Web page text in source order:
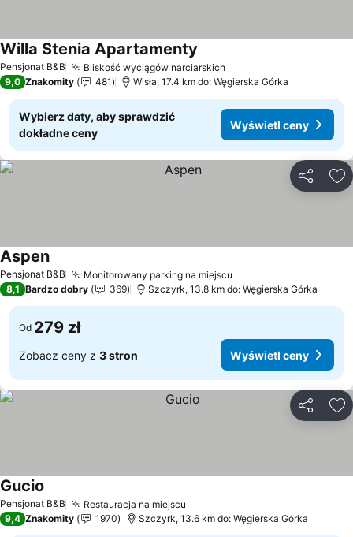
Pensjonat B&B Bliskość wyciągów narciarskichWyświetl ceny
Willa Stenia Apartamenty
9,0 Znakomity 481 Wisła, 17.4 km do: Węgierska Górka
Wybierz daty, aby sprawdzić
dokładne ceny
Wyświetl ceny
Pensjonat B&B Monitorowany parking na miejscu
AspenWyświetl ceny
8,1 Bardzo dobry 369 Szczyrk, 13.8 km do: Węgierska Górka
Od 279 zł
Zobacz ceny z 3 stron Wyświetl ceny
Pensjonat B&B Restauracja na miejscu
Gucio
9,4 Znakomity 1970 Szczyrk, 13.6 km do: Węgierska Górka